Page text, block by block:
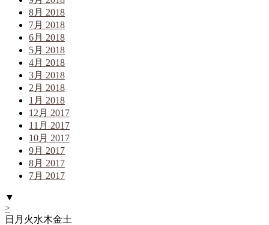
8月 2018
7月 2018
6月 2018
5月 2018
4月 2018
3月 2018
2月 2018
1月 2018
12月 2017
11月 2017
10月 2017
9月 2017
8月 2017
7月 2017
▼
>
日 月 火水木金土